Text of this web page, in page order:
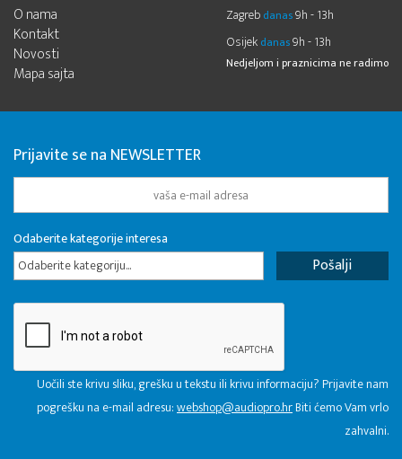
O nama
Kontakt
Novosti
Mapa sajta
Zagreb danas9h - 13h
Osijek danas9h - 13h
Nedjeljom i praznicima ne radimo
Prijavite se na NEWSLETTER
Odaberite kategorije interesa
Odaberite kategoriju...
Uočili ste krivu sliku, grešku u tekstu ili krivu informaciju? Prijavite nam
pogrešku na e-mail adresu:webshop@audiopro.hrBiti ćemo Vam vrlo
zahvalni.